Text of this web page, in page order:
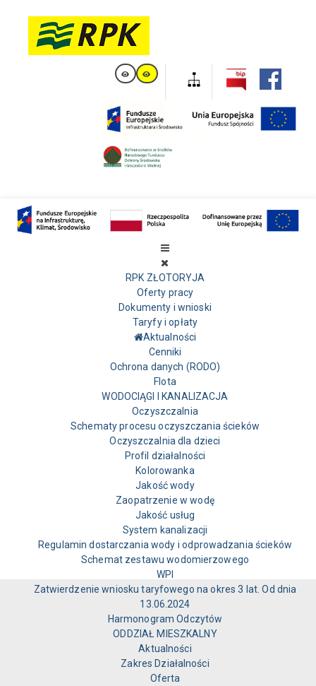
RPK ZŁOTORYJA
Oferty pracy
Dokumenty i wnioski
Taryfy i opłaty
Aktualności
Cenniki
Ochrona danych (RODO)
Flota
WODOCIĄGI I KANALIZACJA
Oczyszczalnia
Schematy procesu oczyszczania ścieków
Oczyszczalnia dla dzieci
Profil działalności
Kolorowanka
Jakość wody
Zaopatrzenie w wodę
Jakość usług
System kanalizacji
Regulamin dostarczania wody i odprowadzania ścieków
Schemat zestawu wodomierzowego
WPI
Zatwierdzenie wniosku taryfowego na okres 3 lat. Od dnia
13.06.2024
Harmonogram Odczytów
ODDZIAŁ MIESZKALNY
Aktualności
Zakres Działalności
Oferta